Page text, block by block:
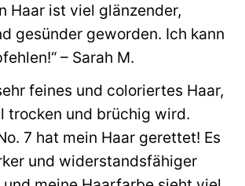
Haar ist viel glänzender,
gesünder geworden. Ich kann
– Sarah M.
feines und coloriertes Haar,
trocken und brüchig wird.
7 hat mein Haar gerettet! Es
und widerstandsfähiger